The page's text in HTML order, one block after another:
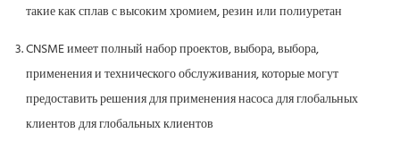
такие как сплав с высоким хромием, резин или полиуретан
CNSME имеет полный набор проектов, выбора, выбора,
применения и технического обслуживания, которые могут
предоставить решения для применения насоса для глобальных
клиентов для глобальных клиентов